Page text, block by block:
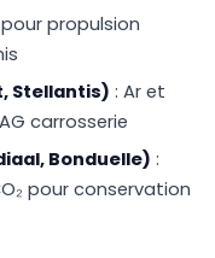
pour propulsion
Stellantis) : Ar et
carrosserie
Bonduelle) :
pour conservation